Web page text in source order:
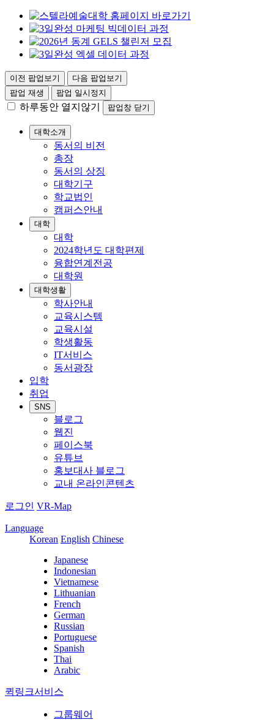
이전 팝업보기
다음 팝업보기
팝업 재생
팝업 일시정지
하루동안 열지않기 팝업창 닫기
대학소개
동서의 비전
총장
동서의 상징
대학기구
학교법인
캠퍼스안내
대학
대학
2024학년도 대학편제
융합연계전공
대학원
대학생활
학사안내
교육시스템
교육시설
학생활동
IT서비스
동서광장
입학
취업
SNS
블로그
웹진
페이스북
유튜브
홍보대사 블로그
교내 온라인콘텐츠
로그인 VR-Map
Language
Korean English Chinese
Japanese
Indonesian
Vietnamese
Lithuanian
French
German
Russian
Portuguese
Spanish
Thai
Arabic
퀵링크서비스
그룹웨어